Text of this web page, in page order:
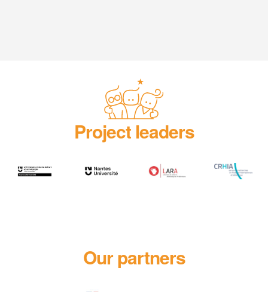
Project leaders
Our partners